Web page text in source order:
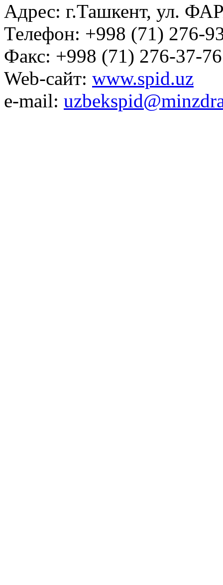
Адрес: г.Ташкент, ул.
Телефон: +998 (71) 276-
Факс: +998 (71) 276-37-76
Web-сайт: www.spid.uz
e-mail: